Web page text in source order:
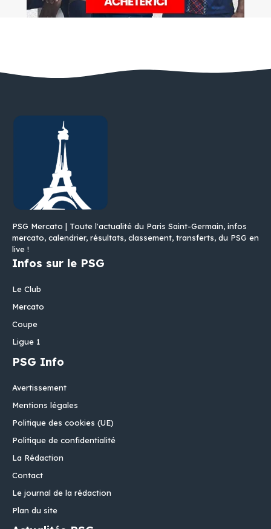
PSG Mercato | Toute l'actualité du Paris Saint-Germain, infos
mercato, calendrier, résultats, classement, transferts, du PSG en
live !
Infos sur le PSG
Le Club
Mercato
Coupe
Ligue 1
PSG Info
Avertissement
Mentions légales
Politique des cookies (UE)
Politique de confidentialité
La Rédaction
Contact
Le journal de la rédaction
Plan du site